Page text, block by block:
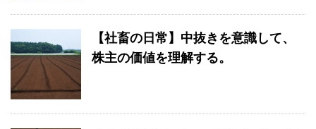
【社畜の日常】中抜きを意識して、
株主の価値を理解する。